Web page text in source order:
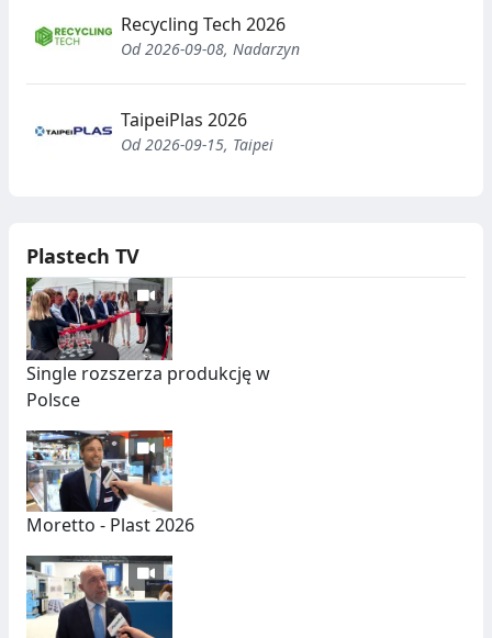
Recycling Tech 2026
Od 2026-09-08, Nadarzyn
TaipeiPlas 2026
Od 2026-09-15, Taipei
Plastech TV
Single rozszerza produkcję w
Polsce
Moretto - Plast 2026